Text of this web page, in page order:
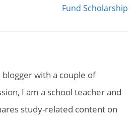
Fund Scholarship
with a couple of
I am a school teacher and
study-related content on